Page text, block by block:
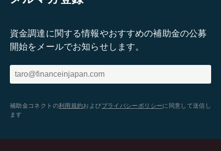
資金調達に関する情報やおすすめの補助金の公募
開始をメールでお知らせします。
補助金コネクトの利用規約およびプライバシーポリシーに同意して送信し
ます